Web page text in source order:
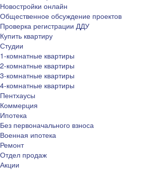
Новостройки онлайн
Общественное обсуждение проектов
Проверка регистрации ДДУ
Купить квартиру
Студии
1-комнатные квартиры
2-комнатные квартиры
3-комнатные квартиры
4-комнатные квартиры
Пентхаусы
Коммерция
Ипотека
Без первоначального взноса
Военная ипотека
Ремонт
Отдел продаж
Акции